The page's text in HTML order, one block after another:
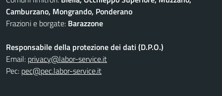
Camburzano, Mongrando, Ponderano
Frazioni e borgate: Barazzone
Responsabile della protezione dei dati (D.P.O.)
Email: privacy@labor-service.it
Pec: pec@pec.labor-service.it